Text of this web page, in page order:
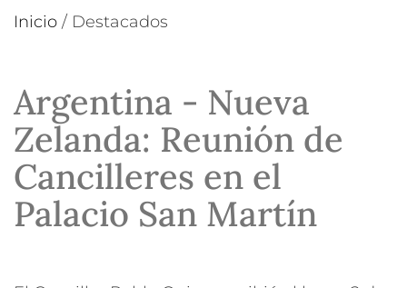
Inicio / Destacados
Argentina - Nueva
Zelanda: Reunión de
Cancilleres en el
Palacio San Martín